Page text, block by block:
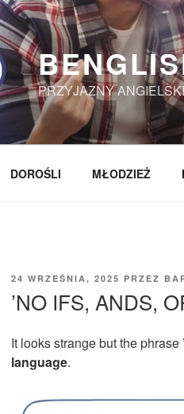
PRZYJAZNY ANGIELSKI
DOROŚLI MŁODZIEŻ
OPUBLIKOWANE
24 WRZEŚNIA, 2025 PRZEZ
’NO IFS, ANDS,
It looks strange but the phrase
language.